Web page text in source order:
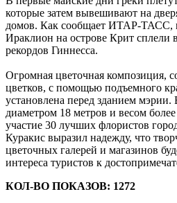
которые затем вывешивают на
домов. Как сообщает ИТАР-ТАСС,
Ираклион на острове Крит сплели
рекордов Гиннесса.
Огромная цветочная композиция,
цветков, с помощью подъемного
установлена перед зданием мэрии.
диаметром 18 метров и весом
участие 30 лучших флористов
Куракис выразил надежду, что
цветочных галерей и магазинов
интереса туристов к
КОЛ-ВО ПОКАЗОВ: 1272